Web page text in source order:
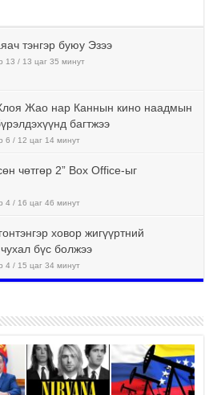
тэнгэр буюу Эзээ
13 / 13 цаг 35 минут
Жао нар Каннын кино наадмын
багтжээ
6 / 12 цаг 14 минут
чөтгөр 2” Box Office-ыг
4 / 16 цаг 46 минут
ховор жигүүртний
бүс болжээ
4 / 15 цаг 34 минут